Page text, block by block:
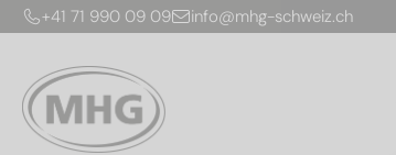
+41 71 990 09 09 info@mhg-schweiz.ch